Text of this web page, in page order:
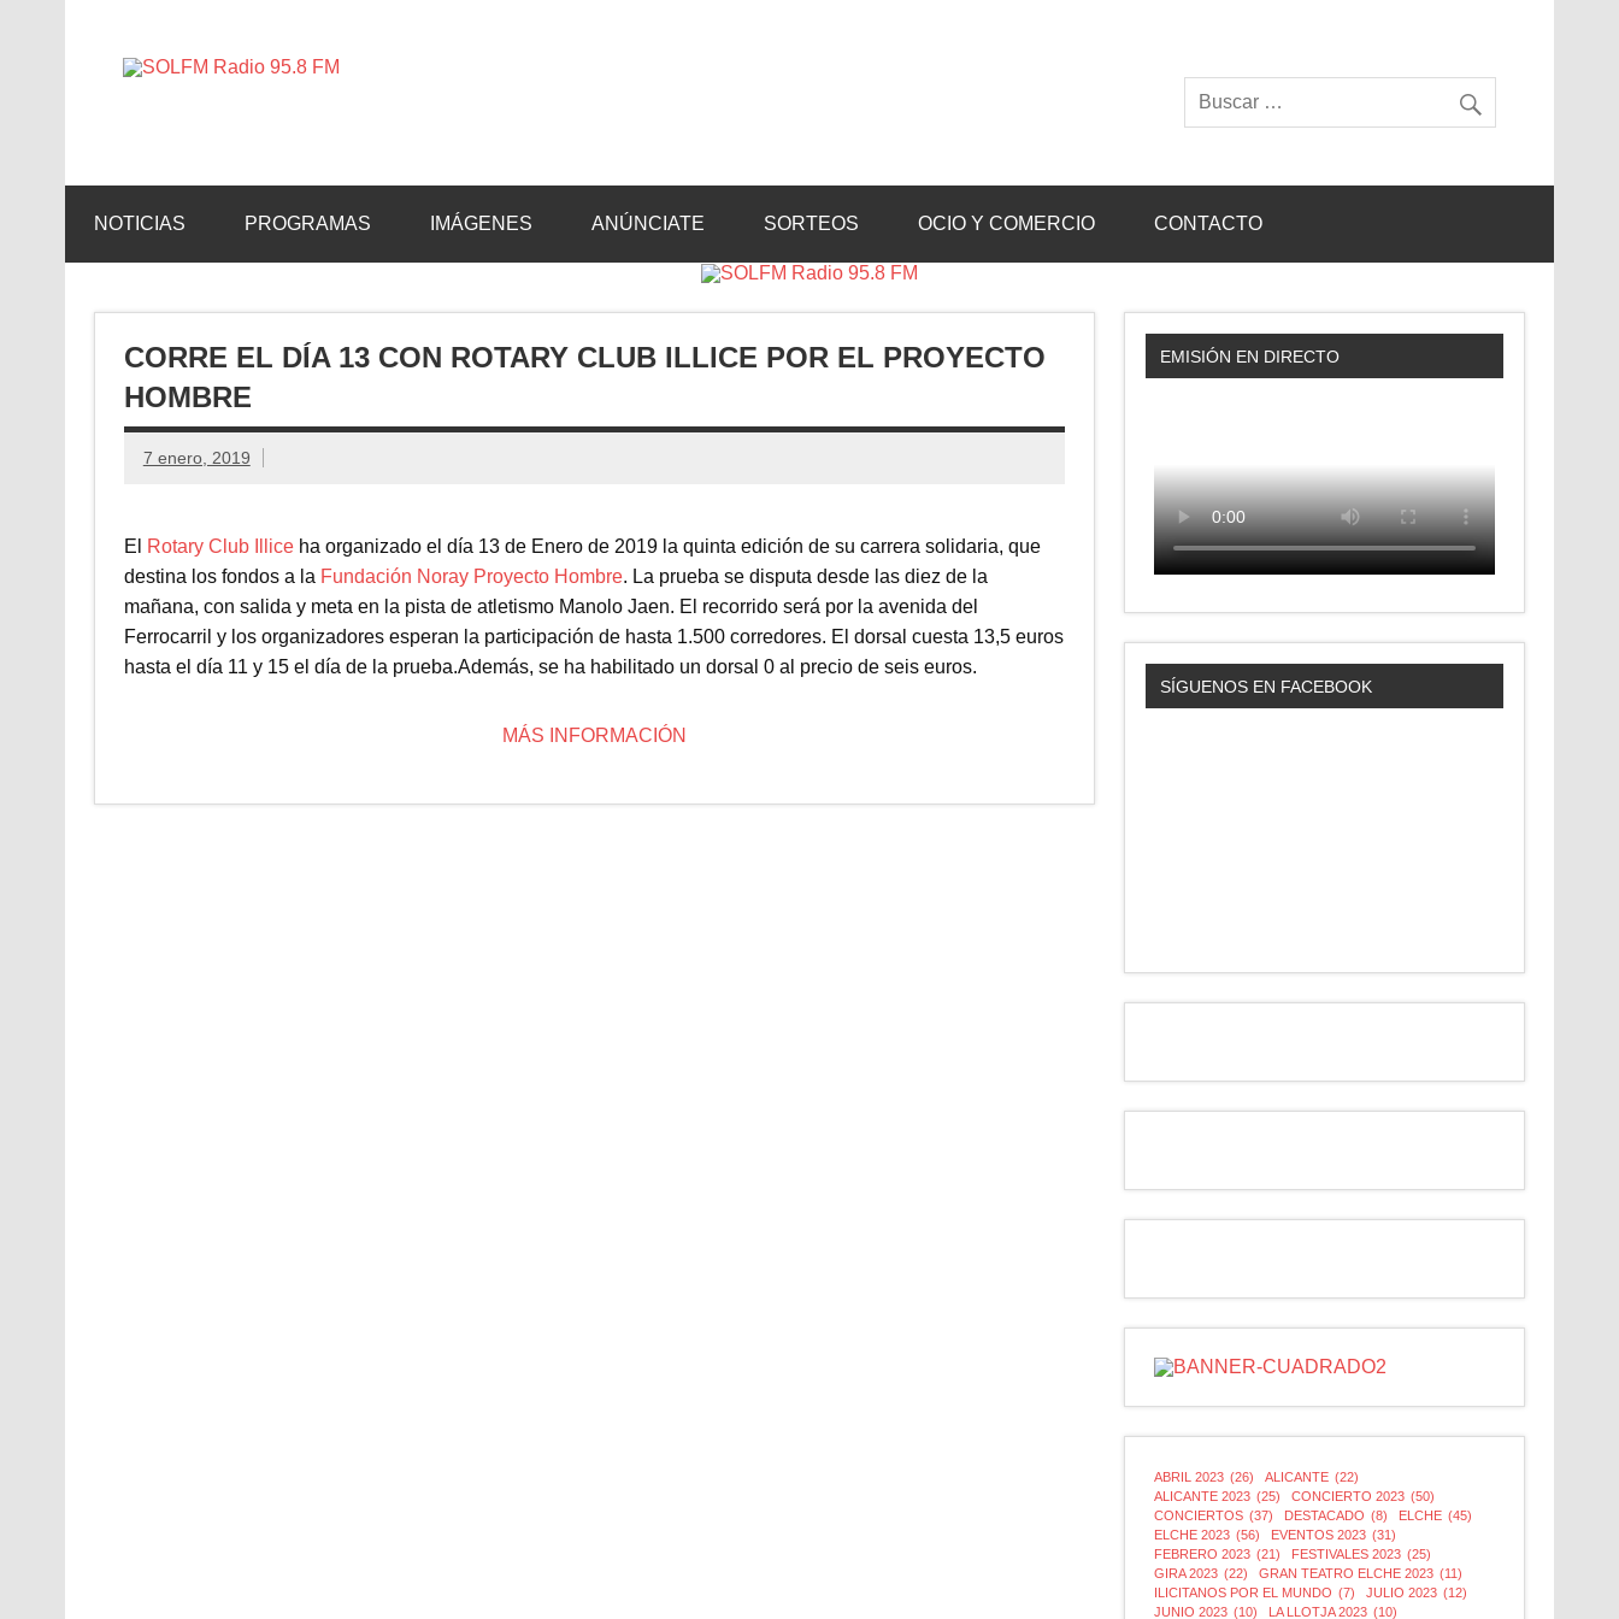
NOTICIAS PROGRAMAS IMÁGENES ANÚNCIATE SORTEOS OCIO Y COMERCIO CONTACTO
CORRE EL DÍA 13 CON ROTARY CLUB ILLICE POR EL PROYECTO
HOMBRE
7 enero, 2019
El Rotary Club Illiceha organizado el día 13 de Enero de 2019 la quinta edición de su carrera solidaria, que
destina los fondos a la Fundación Noray Proyecto Hombre. La prueba se disputa desde las diez de la
mañana, con salida y meta en la pista de atletismo Manolo Jaen. El recorrido será por la avenida del
Ferrocarril y los organizadores esperan la participación de hasta 1.500 corredores. El dorsal cuesta 13,5 euros
hasta el día 11 y 15 el día de la prueba.Además, se ha habilitado un dorsal 0 al precio de seis euros.
MÁS INFORMACIÓN
EMISIÓN EN DIRECTO
SÍGUENOS EN FACEBOOK
ABRIL 2023 (26) ALICANTE (22)
ALICANTE 2023 (25) CONCIERTO 2023 (50)
CONCIERTOS (37) DESTACADO (8) ELCHE (45)
ELCHE 2023 (56) EVENTOS 2023 (31)
FEBRERO 2023 (21) FESTIVALES 2023 (25)
GIRA 2023 (22) GRAN TEATRO ELCHE 2023 (11)
ILICITANOS POR EL MUNDO (7) JULIO 2023 (12)
JUNIO 2023 (10) LA LLOTJA 2023 (10)